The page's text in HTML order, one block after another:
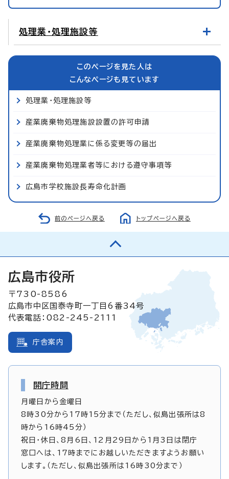
処理業・処理施設等
このページを見た人は
こんなページも見ています
処理業・処理施設等
産業廃棄物処理施設設置の許可申請
産業廃棄物処理業に係る変更等の届出
産業廃棄物処理業者等における遵守事項等
広島市学校施設長寿命化計画
前のページへ戻る トップページへ戻る
広島市役所
〒730-8586
広島市中区国泰寺町一丁目6番34号
代表電話：082-245-2111
庁舎案内
開庁時間
月曜日から金曜日
8時30分から17時15分まで（ただし、似島出張所は8
時から16時45分）
祝日・休日、8月6日、12月29日から1月3日は閉庁
窓口へは、17時までにお越しいただきますようお願い
します。（ただし、似島出張所は16時30分まで）